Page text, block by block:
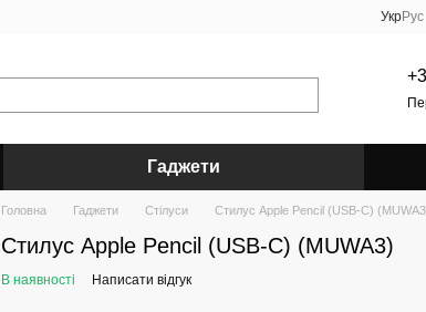
УкрРус
Гаджети
Головна Гаджети Стілуси Стилус Apple Pencil (USB-C)
Стилус Apple Pencil (USB-C) (MUWA3)
В наявності Написати відгук